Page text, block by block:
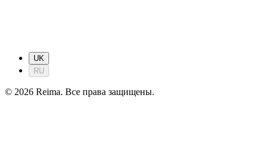
UK
RU
© 2026 Reima. Все права защищены.